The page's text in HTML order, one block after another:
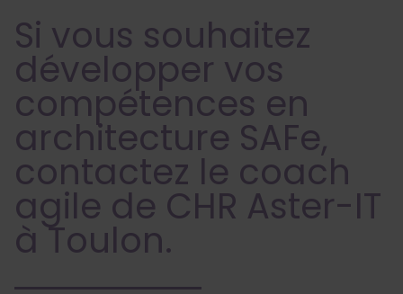
Si vous souhaitez
développer vos
compétences en
architecture SAFe,
contactez le coach
agile de CHR Aster-IT
à Toulon.